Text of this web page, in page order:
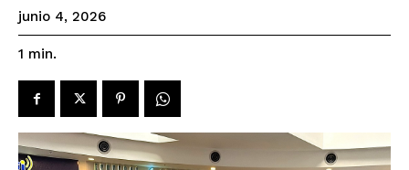
junio 4, 2026
1 min.